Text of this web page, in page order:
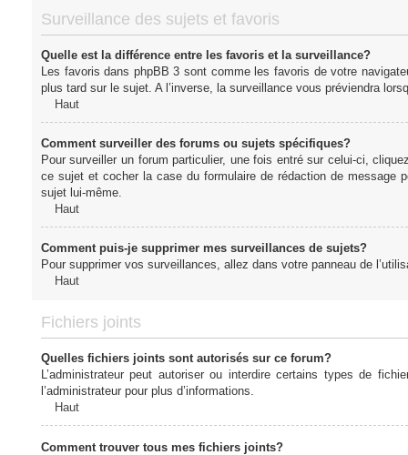
Surveillance des sujets et favoris
Quelle est la différence entre les favoris et la surveillance?
Les favoris dans phpBB 3 sont comme les favoris de votre
plus tard sur le sujet. A l’inverse, la surveillance vous préviendra
Haut
Comment surveiller des forums ou sujets spécifiques?
Pour surveiller un forum particulier, une fois entré sur celui-ci,
ce sujet et cocher la case du formulaire de rédaction de message
sujet lui-même.
Haut
Comment puis-je supprimer mes surveillances de sujets?
Pour supprimer vos surveillances, allez dans votre panneau de
Haut
Fichiers joints
Quelles fichiers joints sont autorisés sur ce forum?
L’administrateur peut autoriser ou interdire certains types de
l’administrateur pour plus d’informations.
Haut
Comment trouver tous mes fichiers joints?